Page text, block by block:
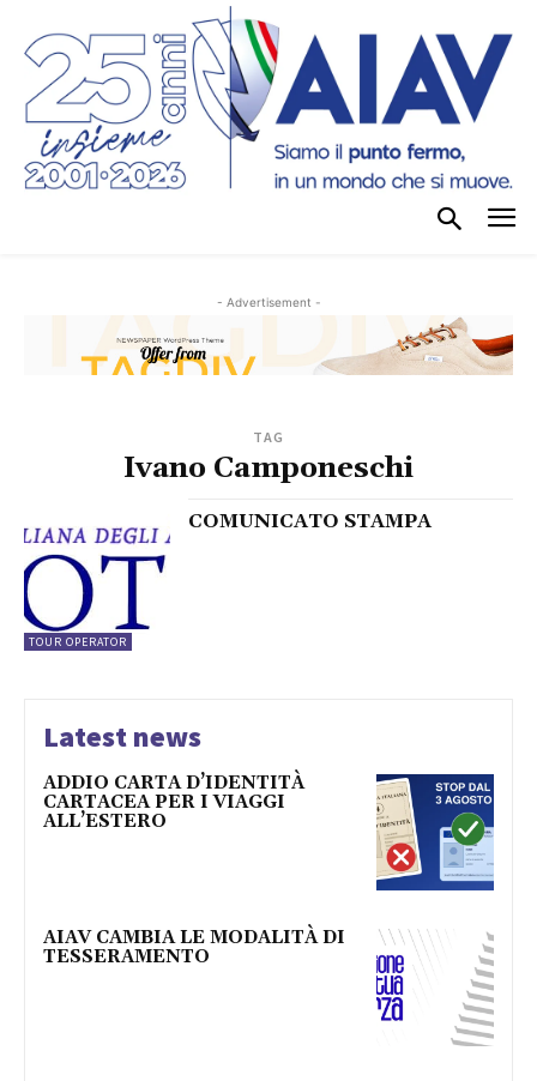
- Advertisement -
TAG
Ivano Camponeschi
TOUR OPERATOR
COMUNICATO STAMPA
Latest news
ADDIO CARTA D’IDENTITÀ
CARTACEA PER I VIAGGI
ALL’ESTERO
AIAV CAMBIA LE MODALITÀ DI
TESSERAMENTO